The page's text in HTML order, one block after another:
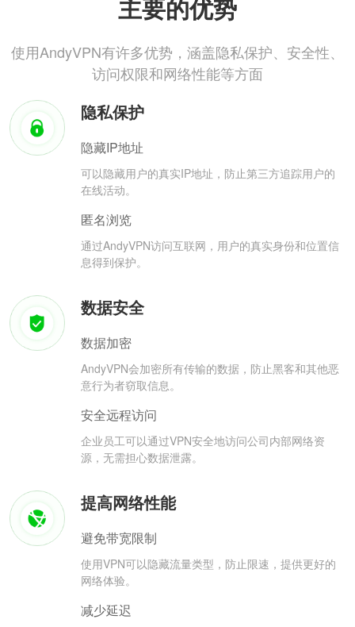
主要的优势
使用AndyVPN有许多优势，涵盖隐私保护、安全性、
访问权限和网络性能等方面
隐私保护
隐藏IP地址
可以隐藏用户的真实IP地址，防止第三方追踪用户的
在线活动。
匿名浏览
通过AndyVPN访问互联网，用户的真实身份和位置信
息得到保护。
数据安全
数据加密
AndyVPN会加密所有传输的数据，防止黑客和其他恶
意行为者窃取信息。
安全远程访问
企业员工可以通过VPN安全地访问公司内部网络资
源，无需担心数据泄露。
提高网络性能
避免带宽限制
使用VPN可以隐藏流量类型，防止限速，提供更好的
网络体验。
减少延迟